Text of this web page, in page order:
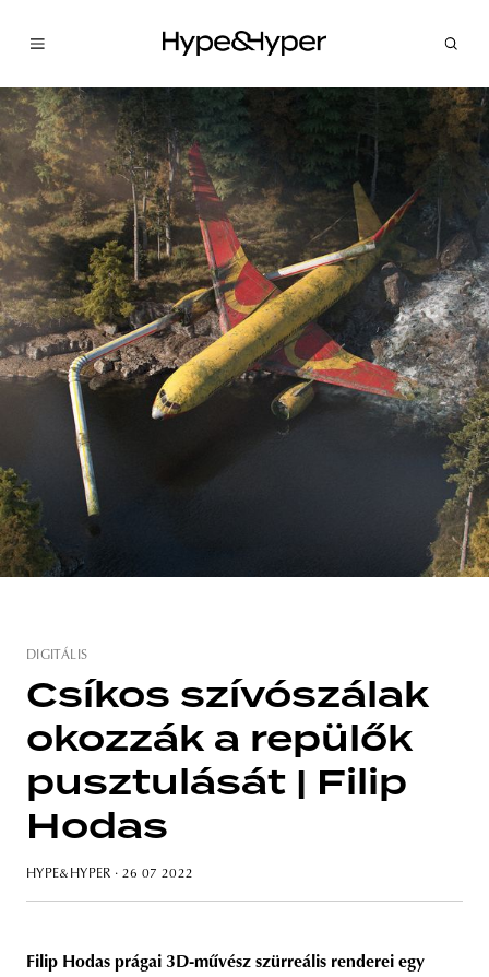
DIGITÁLIS
Csíkos szívószálak
okozzák a repülők
pusztulását | Filip
Hodas
HYPE&HYPER · 26 07 2022
Filip Hodas prágai 3D-művész szürreális renderei egy